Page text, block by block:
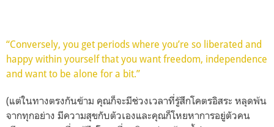
“Conversely, you get periods where you’re so liberated and
happy within yourself that you want freedom, independence
and want to be alone for a bit.”
(แต่ในทางตรงกันข้าม คุณก็จะมีช่วงเวลาที่รู้สึกโคตรอิสระ หลุดพ้น
จากทุกอย่าง มีความสุขกับตัวเองและคุณก็โหยหาการอยู่ตัวคน